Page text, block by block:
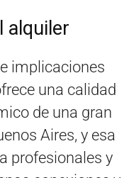
alquiler
implicaciones
una calidad
de una gran
Aires, y esa
profesionales y